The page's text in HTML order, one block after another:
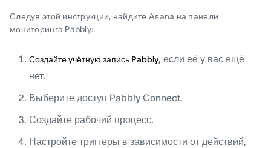
Следуя этой инструкции, найдите Asana на панели
мониторинга Pabbly:
Создайте учётную запись Pabbly, если её у вас ещё
нет.
Выберите доступ Pabbly Connect.
Создайте рабочий процесс.
Настройте триггеры в зависимости от действий,